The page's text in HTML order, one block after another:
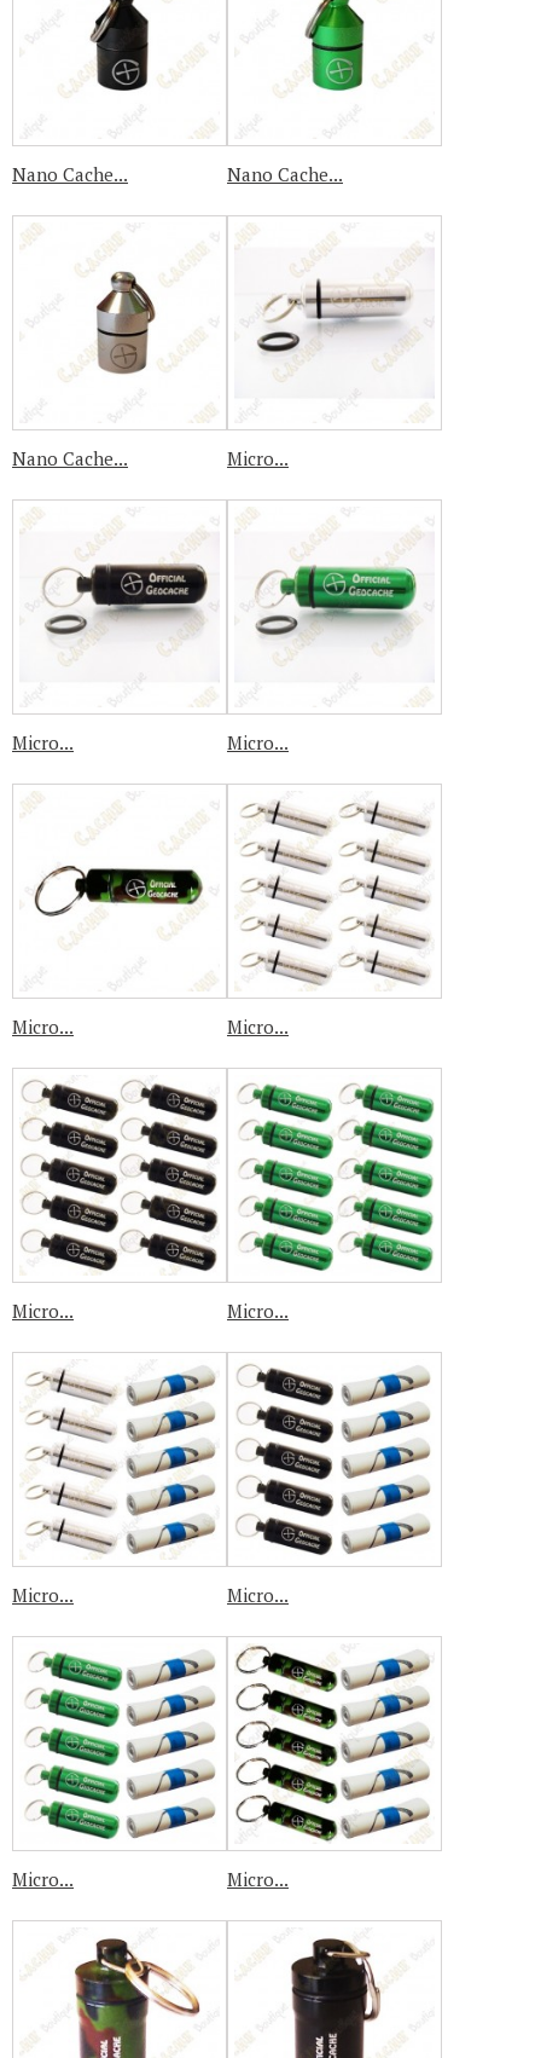
Nano Cache... Nano Cache...
Nano Cache... Micro...
Micro... Micro...
Micro... Micro...
Micro... Micro...
Micro... Micro...
Micro... Micro...